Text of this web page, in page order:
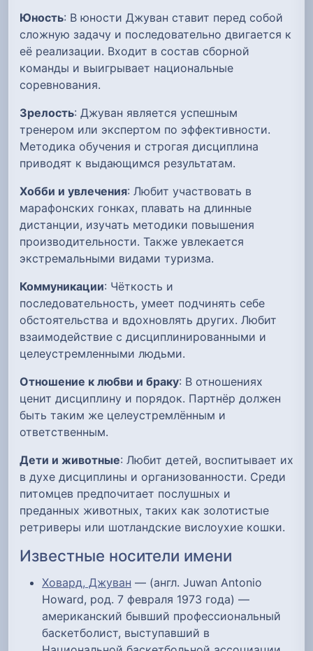
Юность: В юности Джуван ставит перед собой
сложную задачу и последовательно двигается к
её реализации. Входит в состав сборной
команды и выигрывает национальные
соревнования.
Зрелость: Джуван является успешным
тренером или экспертом по эффективности.
Методика обучения и строгая дисциплина
приводят к выдающимся результатам.
Хобби и увлечения: Любит участвовать в
марафонских гонках, плавать на длинные
дистанции, изучать методики повышения
производительности. Также увлекается
экстремальными видами туризма.
Коммуникации: Чёткость и
последовательность, умеет подчинять себе
обстоятельства и вдохновлять других. Любит
взаимодействие с дисциплинированными и
целеустремленными людьми.
Отношение к любви и браку: В отношениях
ценит дисциплину и порядок. Партнёр должен
быть таким же целеустремлённым и
ответственным.
Дети и животные: Любит детей, воспитывает их
в духе дисциплины и организованности. Среди
питомцев предпочитает послушных и
преданных животных, таких как золотистые
ретриверы или шотландские вислоухие кошки.
Известные носители имени
Ховард, Джуван — (англ. Juwan Antonio
Howard, род. 7 февраля 1973 года) —
американский бывший профессиональный
баскетболист, выступавший в